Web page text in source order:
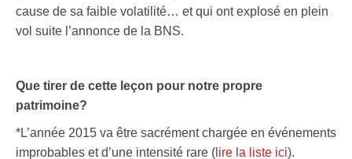
cause de sa faible volatilité… et qui ont explosé en plein
vol suite l’annonce de la BNS.
Que tirer de cette leçon pour notre propre
patrimoine?
*L’année 2015 va être sacrément chargée en événements
improbables et d’une intensité rare ( lire la liste ici).